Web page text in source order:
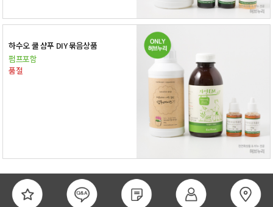
하수오 쿨 샴푸 DIY 묶음상품
펌프포함
품절